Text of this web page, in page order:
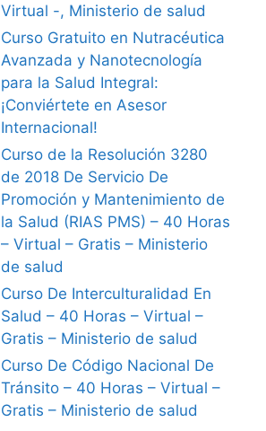
Virtual -, Ministerio de salud
Curso Gratuito en Nutracéutica
Avanzada y Nanotecnología
para la Salud Integral:
¡Conviértete en Asesor
Internacional!
Curso de la Resolución 3280
de 2018 De Servicio De
Promoción y Mantenimiento de
la Salud (RIAS PMS) – 40 Horas
– Virtual – Gratis – Ministerio
de salud
Curso De Interculturalidad En
Salud – 40 Horas – Virtual –
Gratis – Ministerio de salud
Curso De Código Nacional De
Tránsito – 40 Horas – Virtual –
Gratis – Ministerio de salud